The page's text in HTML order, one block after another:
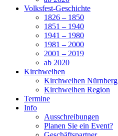
Volksfest-Geschichte
1826 – 1850
1851 – 1940
1941 – 1980
1981 – 2000
2001 – 2019
ab 2020
Kirchweihen
Kirchweihen Nürnberg
Kirchweihen Region
Termine
Info
Ausschreibungen
Planen Sie ein Event?